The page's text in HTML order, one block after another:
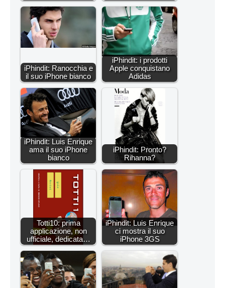
iPhindit: Ranocchia e
il suo iPhone bianco
iPhindit: i prodotti
Apple conquistano
Adidas
iPhindit: Luis Enrique
ama il suo iPhone
bianco
iPhindit: Pronto?
Rihanna?
Totti10: prima
applicazione, non
ufficiale, dedicata…
iPhindit: Luis Enrique
ci mostra il suo
iPhone 3GS